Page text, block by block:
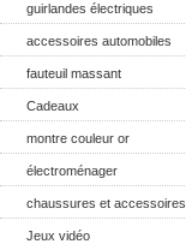
guirlandes électriques
accessoires automobiles
fauteuil massant
Cadeaux
montre couleur or
électroménager
chaussures et accessoires
Jeux vidéo